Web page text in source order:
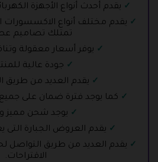
يقدم أحدث أنواع الأجهزة
يقدم مختلف أنواع الاكسسورات
تمتلك تصاميم
يوفر أسعار معقولة
جودة عالية
يقدم العديد من طريق
كما يوجد فترة ضمان على جميع
يوجد شحن مميز
يقدم العروض الجبارة التى
يقدم العديد من طريق التواصل
الاقتراحات.